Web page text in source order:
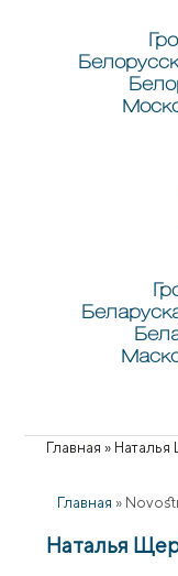
Главная »
Главная »
Наталья